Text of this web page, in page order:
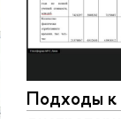
Подходы к